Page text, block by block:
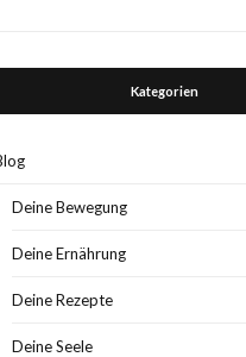
Kategorien
Deine Bewegung
Deine Ernährung
Deine Rezepte
Deine Seele